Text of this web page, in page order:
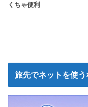
くちゃ便利
旅先でネットを使う